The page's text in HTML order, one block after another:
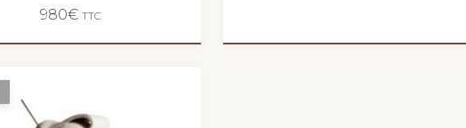
980€ TTC